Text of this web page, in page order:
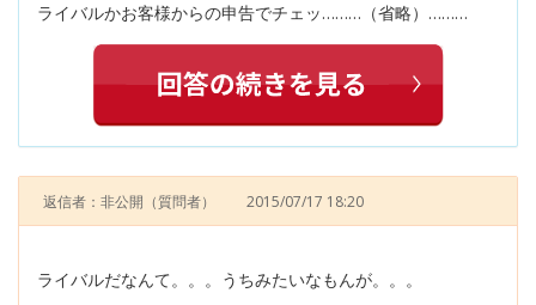
ライバルかお客様からの申告でチェッ………（省略）………
返信者：非公開 （質問者） 2015/07/17 18:20
ライバルだなんて。。。うちみたいなもんが。。。